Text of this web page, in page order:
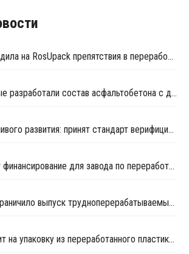
Технониколь обсудила на RosUpack препятствия в переработке ПЭТ
Российские ученые разработали состав асфальтобетона с добавлением бутылочного пластика
Биржа для устойчивого развития: принят стандарт верифицированного ПЭТ
"Сансара" получит финансирование для завода по переработке отходов пластмасс
Правительство ограничило выпуск трудноперерабатываемых ПЭТ-бутылок
ЭкоНива переходит на упаковку из переработанного пластика для молочной продукции